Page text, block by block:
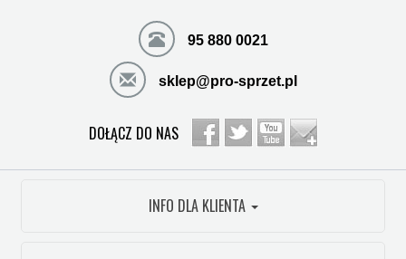
95 880 0021
sklep@pro-sprzet.pl
DOŁĄCZ DO NAS
INFO DLA KLIENTA